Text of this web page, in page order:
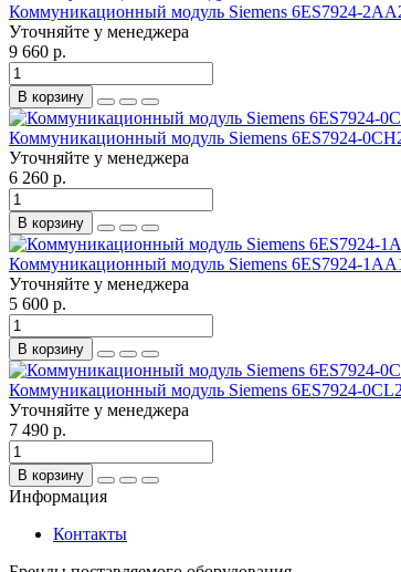
Коммуникационный модуль Siemens 6ES7924-
Уточняйте у менеджера
9 660 р.
В корзину
Коммуникационный модуль Siemens 6ES7924-
Уточняйте у менеджера
6 260 р.
В корзину
Коммуникационный модуль Siemens 6ES7924-
Уточняйте у менеджера
5 600 р.
В корзину
Коммуникационный модуль Siemens 6ES7924-
Уточняйте у менеджера
7 490 р.
В корзину
Информация
Контакты